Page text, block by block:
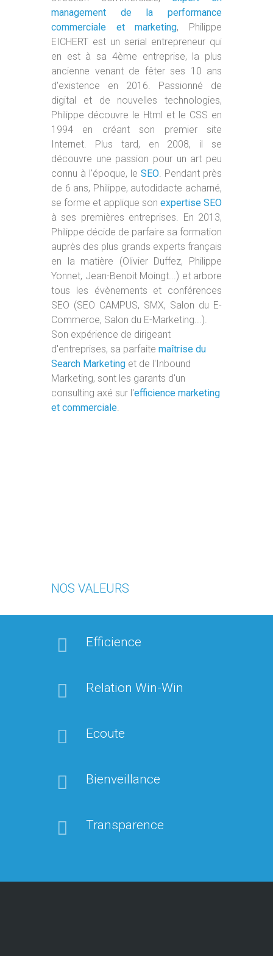
management de la performance
commerciale et marketing, Philippe
EICHERT est un serial entrepreneur qui
en est à sa 4ème entreprise, la plus
ancienne venant de fêter ses 10 ans
d'existence en 2016. Passionné de
digital et de nouvelles technologies,
Philippe découvre le Html et le CSS en
1994 en créant son premier site
Internet. Plus tard, en 2008, il se
découvre une passion pour un art peu
connu à l'époque, le SEO. Pendant près
de 6 ans, Philippe, autodidacte acharné,
se forme et applique son expertise SEO
à ses premières entreprises. En 2013,
Philippe décide de parfaire sa formation
auprès des plus grands experts français
en la matière (Olivier Duffez, Philippe
Yonnet, Jean-Benoit Moingt...) et arbore
tous les évènements et conférences
SEO (SEO CAMPUS, SMX, Salon du E-
Commerce, Salon du E-Marketing...).
Son expérience de dirigeant
d'entreprises, sa parfaite maîtrise du
Search Marketing et de l'Inbound
Marketing, sont les garants d'un
consulting axé sur l'efficience marketing
et commerciale.
NOS VALEURS
Efficience
Relation Win-Win
Ecoute
Bienveillance
Transparence